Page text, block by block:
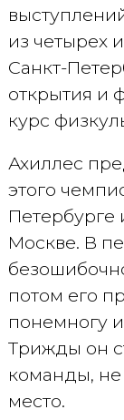
из четырех
Санкт-
открытия и
курс
Ахиллес
этого
Петербурге
Москве. В
потом его
понемногу
Трижды он
команды, не
место.